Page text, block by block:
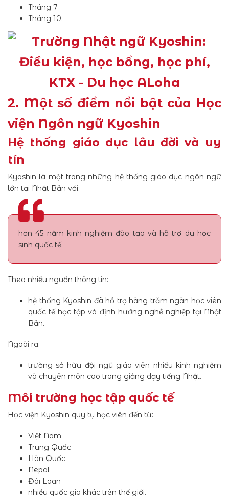
Tháng 7
Tháng 10.
2. Một số điểm nổi bật của Học
viện Ngôn ngữ Kyoshin
Hệ thống giáo dục lâu đời và uy
tín
Kyoshin là một trong những hệ thống giáo dục ngôn ngữ
lớn tại Nhật Bản với:
hơn 45 năm kinh nghiệm đào tạo và hỗ trợ du học
sinh quốc tế.
Theo nhiều nguồn thông tin:
hệ thống Kyoshin đã hỗ trợ hàng trăm ngàn học viên
quốc tế học tập và định hướng nghề nghiệp tại Nhật
Bản.
Ngoài ra:
trường sở hữu đội ngũ giáo viên nhiều kinh nghiệm
và chuyên môn cao trong giảng dạy tiếng Nhật.
Môi trường học tập quốc tế
Học viện Kyoshin quy tụ học viên đến từ:
Việt Nam
Trung Quốc
Hàn Quốc
Nepal
Đài Loan
nhiều quốc gia khác trên thế giới.